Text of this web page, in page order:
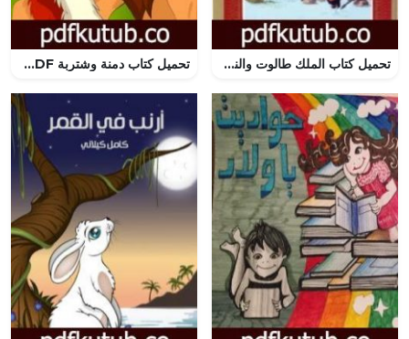
تحميل كتاب الملك طالوت والنهر PDF تأليف أحمد بهجت مجانا [كامل] تحميل كتاب دمنة وشتربة PDF تأليف كامل الكيلاني مجانا [كامل]